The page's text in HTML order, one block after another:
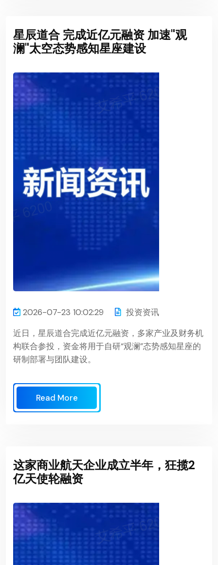
星辰道合 完成近亿元融资 加速"观
澜"太空态势感知星座建设
2026-07-23 10:02:29
投资资讯
近日，星辰道合完成近亿元融资，多家产业及财务机
构联合参投，资金将用于自研“观澜”态势感知星座的
研制部署与团队建设。
Read More
这家商业航天企业成立半年，狂揽2
亿天使轮融资